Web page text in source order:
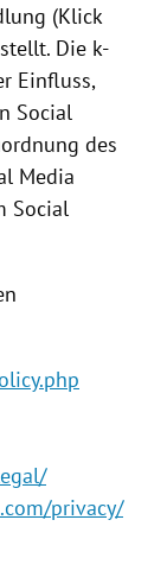
(Klick
Die k-
Einfluss,
Social
des
Media
Social
privacy/